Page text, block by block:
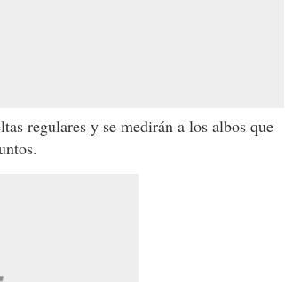
regulares y se medirán a los albos que